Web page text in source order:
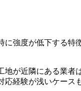
強度が低下する特
が近隣にある業者
経験が浅いケース